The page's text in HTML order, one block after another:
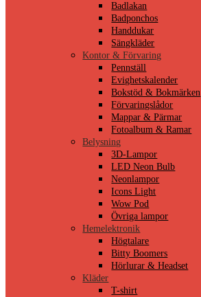
Badlakan
Badponchos
Handdukar
Sängkläder
Kontor & Förvaring
Pennställ
Evighetskalender
Bokstöd & Bokmärken
Förvaringslådor
Mappar & Pärmar
Fotoalbum & Ramar
Belysning
3D-Lampor
LED Neon Bulb
Neonlampor
Icons Light
Wow Pod
Övriga lampor
Hemelektronik
Högtalare
Bitty Boomers
Hörlurar & Headset
Kläder
T-shirt